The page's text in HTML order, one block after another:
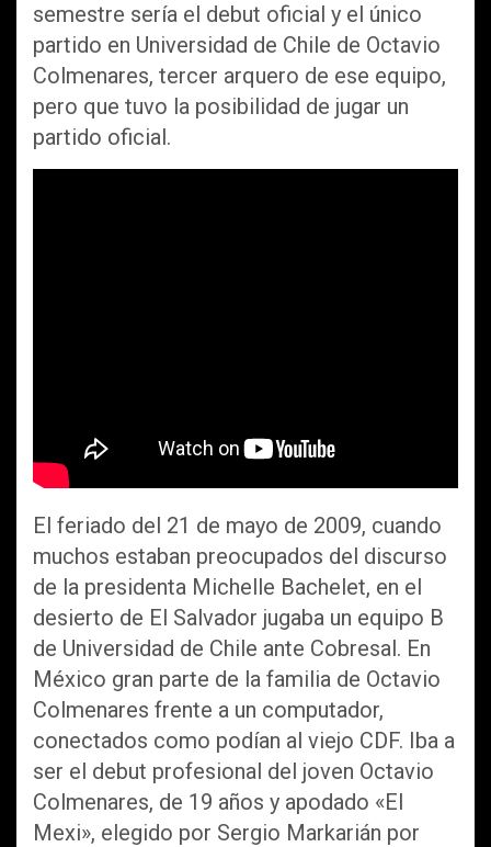
semestre sería el debut oficial y el único
partido en Universidad de Chile de Octavio
Colmenares, tercer arquero de ese equipo,
pero que tuvo la posibilidad de jugar un
partido oficial.
El feriado del 21 de mayo de 2009, cuando
muchos estaban preocupados del discurso
de la presidenta Michelle Bachelet, en el
desierto de El Salvador jugaba un equipo B
de Universidad de Chile ante Cobresal. En
México gran parte de la familia de Octavio
Colmenares frente a un computador,
conectados como podían al viejo CDF. Iba a
ser el debut profesional del joven Octavio
Colmenares, de 19 años y apodado «El
Mexi», elegido por Sergio Markarián por